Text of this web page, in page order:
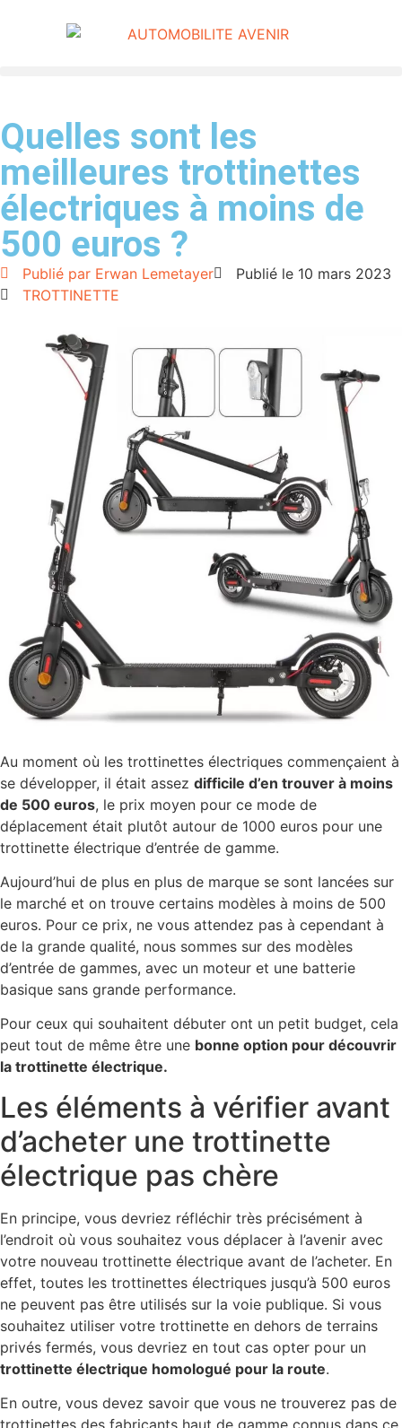
Quelles sont les
meilleures trottinettes
électriques à moins de
500 euros ?
Publié par Erwan Lemetayer Publié le 10 mars 2023
TROTTINETTE
Au moment où les trottinettes électriques commençaient à
se développer, il était assez difficile d’en trouver à moins
de 500 euros, le prix moyen pour ce mode de
déplacement était plutôt autour de 1000 euros pour une
trottinette électrique d’entrée de gamme.
Aujourd’hui de plus en plus de marque se sont lancées sur
le marché et on trouve certains modèles à moins de 500
euros. Pour ce prix, ne vous attendez pas à cependant à
de la grande qualité, nous sommes sur des modèles
d’entrée de gammes, avec un moteur et une batterie
basique sans grande performance.
Pour ceux qui souhaitent débuter ont un petit budget, cela
peut tout de même être une bonne option pour découvrir
la trottinette électrique.
Les éléments à vérifier avant
d’acheter une trottinette
électrique pas chère
En principe, vous devriez réfléchir très précisément à
l’endroit où vous souhaitez vous déplacer à l’avenir avec
votre nouveau trottinette électrique avant de l’acheter. En
effet, toutes les trottinettes électriques jusqu’à 500 euros
ne peuvent pas être utilisés sur la voie publique. Si vous
souhaitez utiliser votre trottinette en dehors de terrains
privés fermés, vous devriez en tout cas opter pour un
trottinette électrique homologué pour la route.
En outre, vous devez savoir que vous ne trouverez pas de